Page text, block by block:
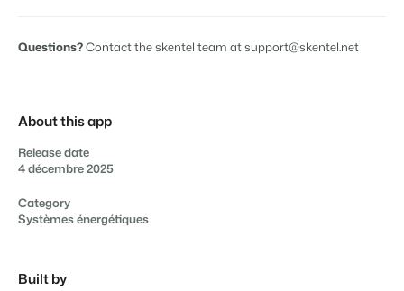
Questions?Contact the skentel team at support@skentel.net
About this app
Release date
4 décembre 2025
Category
Systèmes énergétiques
Built by